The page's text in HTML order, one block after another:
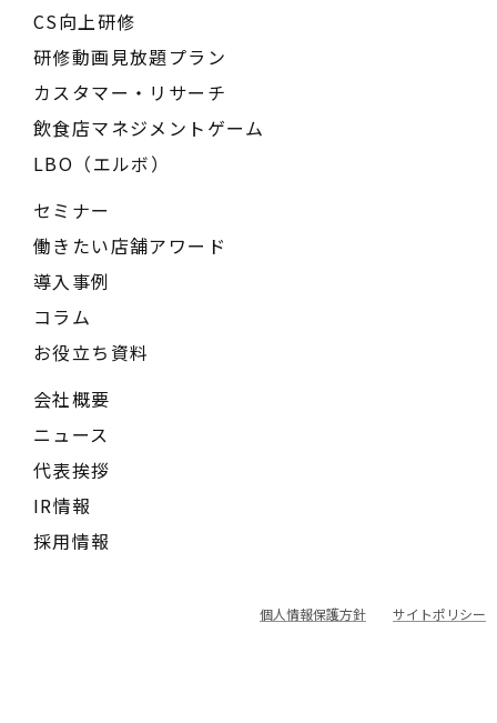
CS向上研修
研修動画見放題プラン
カスタマー・リサーチ
飲食店マネジメントゲーム
LBO（エルボ）
セミナー
働きたい店舗アワード
導入事例
コラム
お役立ち資料
会社概要
ニュース
代表挨拶
IR情報
採用情報
個人情報保護方針 サイトポリシー